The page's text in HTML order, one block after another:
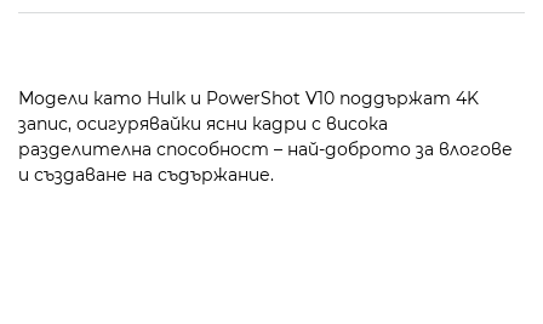
Модели като Hulk и PowerShot V10 поддържат 4K
запис, осигурявайки ясни кадри с висока
разделителна способност – най-доброто за влогове
и създаване на съдържание.